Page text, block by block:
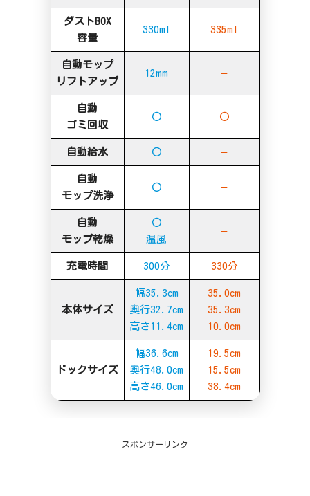
ダストBOX
容量
330ml 335ml
自動モップ
リフトアップ
12mm –
自動
ゴミ回収
〇 〇
自動給水 〇 –
自動
モップ洗浄
〇 –
自動
モップ乾燥
〇
温風
–
充電時間 300分 330分
本体サイズ
幅35.3cm
奥行32.7cm
高さ11.4cm
35.0cm
35.3cm
10.0cm
ドックサイズ
幅36.6cm
奥行48.0cm
高さ46.0cm
19.5cm
15.5cm
38.4cm
スポンサーリンク